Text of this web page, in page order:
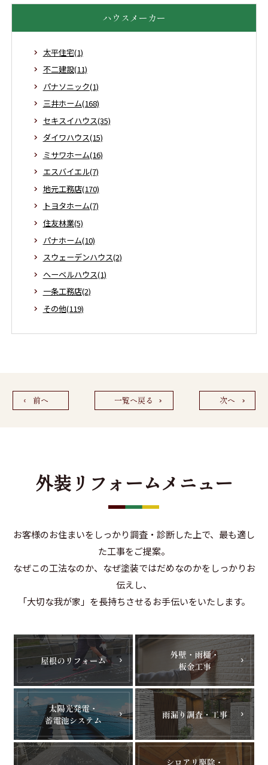
ハウスメーカー
太平住宅(1)
不二建設(11)
パナソニック(1)
三井ホーム(168)
セキスイハウス(35)
ダイワハウス(15)
ミサワホーム(16)
エスバイエル(7)
地元工務店(170)
トヨタホーム(7)
住友林業(5)
パナホーム(10)
スウェーデンハウス(2)
ヘーベルハウス(1)
一条工務店(2)
その他(119)
前へ 一覧へ戻る 次へ
外装リフォームメニュー
お客様のお住まいをしっかり調査・診断した上で、最も適し
た工事をご提案。
なぜこの工法なのか、なぜ塗装ではだめなのかをしっかりお
伝えし、
「大切な我が家」を長持ちさせるお手伝いをいたします。